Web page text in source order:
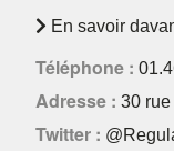
En savoir
Téléphone :
Adresse : 30
Twitter :